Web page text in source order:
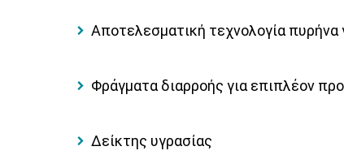
Αποτελεσματική τεχνολογία
Φράγματα διαρροής για επιπλέον
Δείκτης υγρασίας